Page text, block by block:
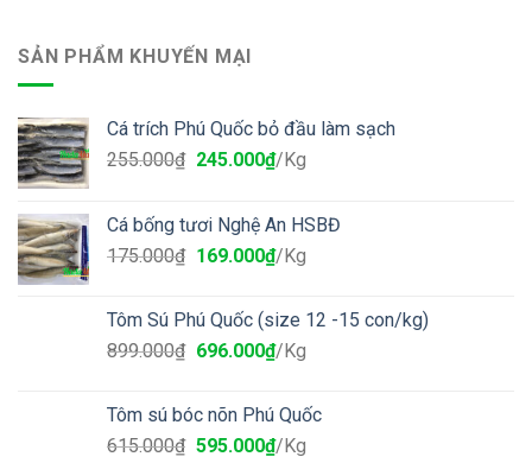
SẢN PHẨM KHUYẾN MẠI
Cá trích Phú Quốc bỏ đầu làm sạch
255.000₫ 245.000₫/Kg
Cá bống tươi Nghệ An HSBĐ
175.000₫ 169.000₫/Kg
Tôm Sú Phú Quốc (size 12 -15 con/kg)
899.000₫ 696.000₫/Kg
Tôm sú bóc nõn Phú Quốc
615.000₫ 595.000₫/Kg